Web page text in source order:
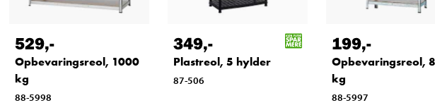
529,-
Opbevaringsreol, 1000
kg
88-5998
349,-
Plastreol, 5 hylder
87-506
199,-
Opbevaringsreol,
kg
88-5997